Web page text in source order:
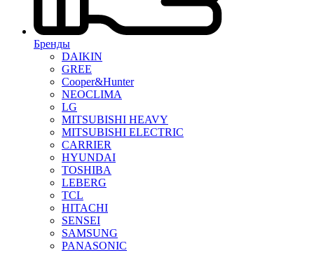
Бренды
DAIKIN
GREE
Cooper&Hunter
NEOCLIMA
LG
MITSUBISHI HEAVY
MITSUBISHI ELECTRIC
CARRIER
HYUNDAI
TOSHIBA
LEBERG
TCL
HITACHI
SENSEI
SAMSUNG
PANASONIC